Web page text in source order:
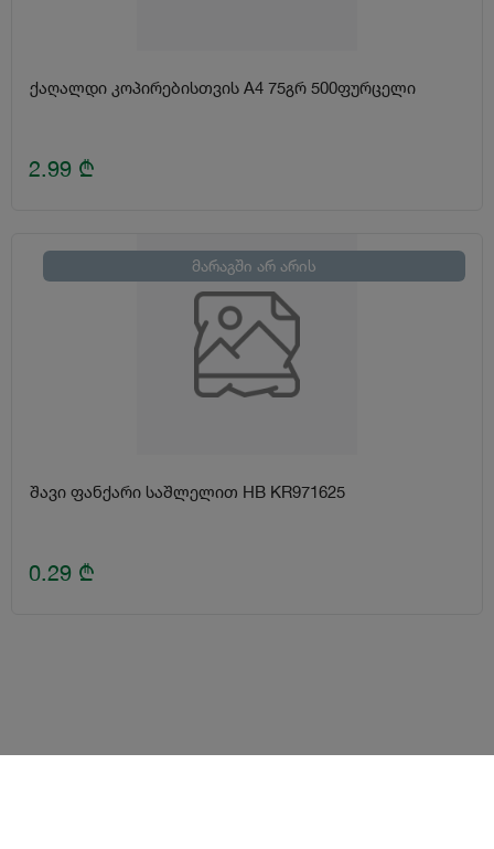
ქაღალდი კოპირებისთვის A4 75გრ 500ფურცელი
2.99 ₾
მარაგში არ არის
შავი ფანქარი საშლელით HB KR971625
0.29 ₾